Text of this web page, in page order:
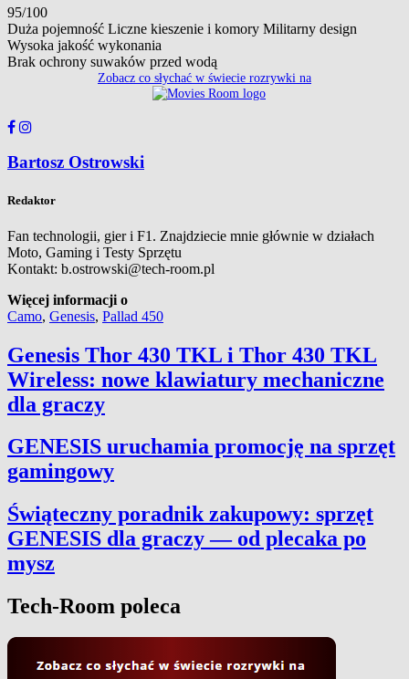
95/100
Duża pojemność Liczne kieszenie i komory Militarny design
Wysoka jakość wykonania
Brak ochrony suwaków przed wodą
Zobacz co słychać w świecie rozrywki na
Bartosz Ostrowski
Redaktor
Fan technologii, gier i F1. Znajdziecie mnie głównie w działach
Moto, Gaming i Testy Sprzętu
Kontakt: b.ostrowski@tech-room.pl
Więcej informacji o
Camo, Genesis, Pallad 450
Genesis Thor 430 TKL i Thor 430 TKL
Wireless: nowe klawiatury mechaniczne
dla graczy
GENESIS uruchamia promocję na sprzęt
gamingowy
Świąteczny poradnik zakupowy: sprzęt
GENESIS dla graczy — od plecaka po
mysz
Tech-Room poleca